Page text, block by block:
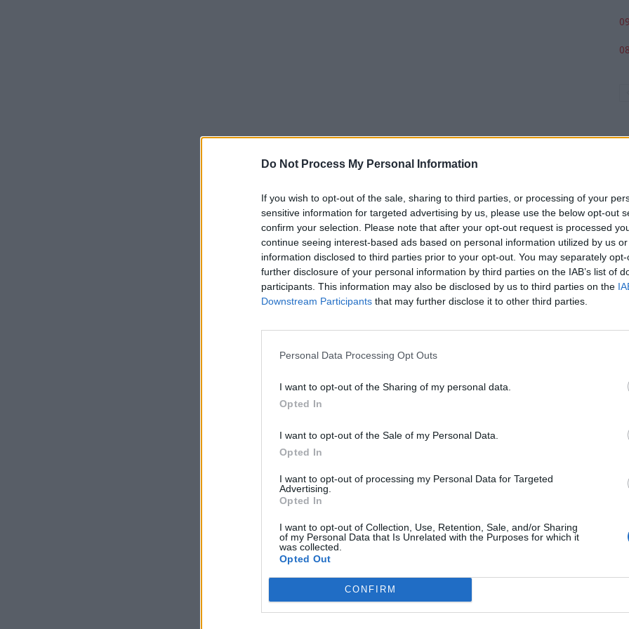
Do Not Process My Personal Information
If you wish to opt-out of the sale, sharing to third parties, or processing of your
sensitive information for targeted advertising by us, please use the below opt-out
confirm your selection. Please note that after your opt-out request is processed
continue seeing interest-based ads based on personal information utilized by us
information disclosed to third parties prior to your opt-out. You may separately
further disclosure of your personal information by third parties on the IAB’s list of
participants. This information may also be disclosed by us to third parties on the
Downstream Participants that may further disclose it to other third parties.
Personal Data Processing Opt Outs
I want to opt-out of the Sharing of my personal data.
Opted In
I want to opt-out of the Sale of my Personal Data.
Opted In
I want to opt-out of processing my Personal Data for Targeted
Advertising.
Opted In
I want to opt-out of Collection, Use, Retention, Sale, and/or Sharing
of my Personal Data that Is Unrelated with the Purposes for which it
was collected.
Opted Out
CONFIRM